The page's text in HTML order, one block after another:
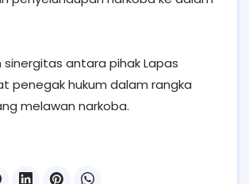
sinergitas antara pihak Lapas
penegak hukum dalam rangka
melawan narkoba.